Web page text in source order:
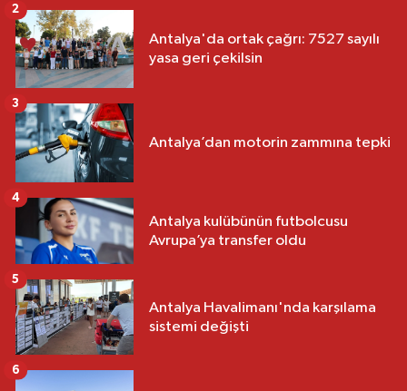
Antalya'da ortak çağrı: 7527 sayılı
yasa geri çekilsin
2
Antalya’dan motorin zammına tepki
3
Antalya kulübünün futbolcusu
Avrupa’ya transfer oldu
4
Antalya Havalimanı'nda karşılama
sistemi değişti
5
6